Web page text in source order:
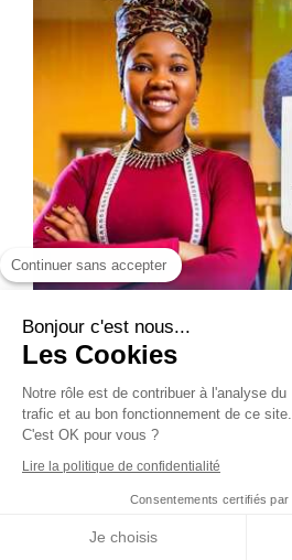
Continuer sans accepter
Bonjour c'est nous...
Les Cookies
Notre rôle est de contribuer à l'analyse du
trafic et au bon fonctionnement de ce site.
C'est OK pour vous ?
Lire la politique de confidentialité
Consentements certifiés par
Je choisis